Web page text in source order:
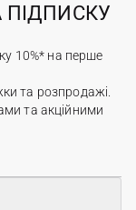
ПІДПИСКУ
10%* на перше
та розпродажі.
та акційними